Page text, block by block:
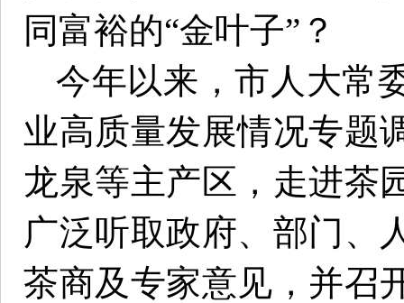
同富裕的“金叶子”？
今年以来，市人大常
业高质量发展情况专题
龙泉等主产区，走进茶
广泛听取政府、部门、
茶商及专家意见，并召